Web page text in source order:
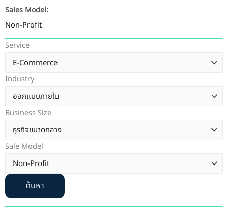
Sales Model:
Non-Profit
Service
Industry
Business Size
Sale Model
ค้นหา